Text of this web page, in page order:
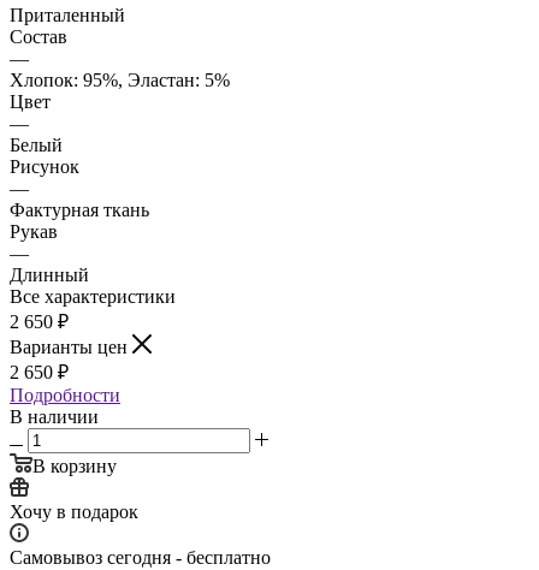
Приталенный
Состав
—
Хлопок: 95%, Эластан: 5%
Цвет
—
Белый
Рисунок
—
Фактурная ткань
Рукав
—
Длинный
Все характеристики
2 650 ₽
Варианты цен
2 650 ₽
Подробности
В наличии
В корзину
Хочу в подарок
Самовывоз сегодня - бесплатно